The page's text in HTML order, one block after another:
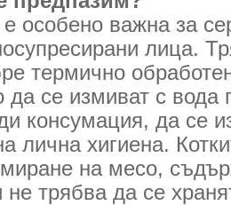
особено важна за
лица.
термично
да се измиват с вода
консумация, да се
лична хигиена.
на месо,
трябва да се